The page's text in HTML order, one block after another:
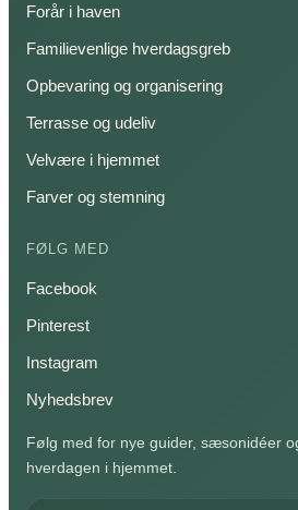
Forår i haven
Familievenlige hverdagsgreb
Opbevaring og organisering
Terrasse og udeliv
Velvære i hjemmet
Farver og stemning
FØLG MED
Facebook
Pinterest
Instagram
Nyhedsbrev
Følg med for nye guider, sæsonidéer
hverdagen i hjemmet.